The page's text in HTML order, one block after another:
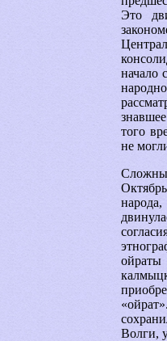
Это
начало
того
не
Волги,